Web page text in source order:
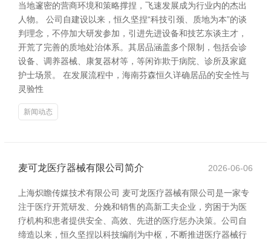
当地邃密的营商环境和策略撑捏，飞速发展成为行业内的杰出
人物。 公司自建设以来，恒久坚捏“科技引颈、质地为本”的谈
判理念，不停加大研发参加，引进先进设备和技艺东谈主才，
开荒了完善的质地处治体系。其居品涵盖多个限制，包括会诊
设备、调养器械、康复器材等，等闲诈欺于病院、诊所及家庭
护士场景。 在发展流程中，海南芬森恒久详确居品的安全性与
灵验性
新闻动态
麦可龙医疗器械有限公司简介 2026-06-06
上海炽瞻传媒技术有限公司 麦可龙医疗器械有限公司是一家专
注于医疗开荒研发、分娩和销售的高新工夫企业，穷困于为医
疗机构和患者提供安全、高效、先进的医疗惩办决策。公司自
缔造以来，恒久坚捏以科技编削为中枢，不断推进医疗器械行